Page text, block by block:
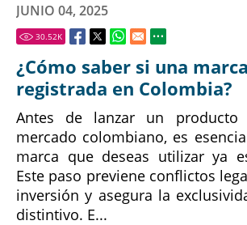
JUNIO 04, 2025
30.52K
¿Cómo saber si una
registrada en Colombia?
Antes de lanzar un
mercado colombiano, es
marca que deseas utilizar ya
Este paso previene conflictos
inversión y asegura la
distintivo. E...